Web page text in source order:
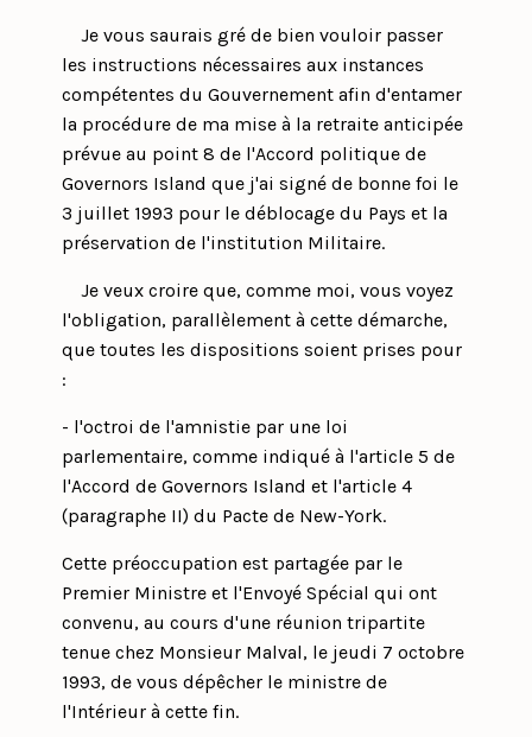
Je vous saurais gré de bien vouloir passer
les instructions nécessaires aux instances
compétentes du Gouvernement afin d'entamer
la procédure de ma mise à la retraite anticipée
prévue au point 8 de l'Accord politique de
Governors Island que j'ai signé de bonne foi le
3 juillet 1993 pour le déblocage du Pays et la
préservation de l'institution Militaire.
Je veux croire que, comme moi, vous voyez
l'obligation, parallèlement à cette démarche,
que toutes les dispositions soient prises pour
:
- l'octroi de l'amnistie par une loi
parlementaire, comme indiqué à l'article 5 de
l'Accord de Governors Island et l'article 4
(paragraphe II) du Pacte de New-York.
Cette préoccupation est partagée par le
Premier Ministre et l'Envoyé Spécial qui ont
convenu, au cours d'une réunion tripartite
tenue chez Monsieur Malval, le jeudi 7 octobre
1993, de vous dépêcher le ministre de
l'Intérieur à cette fin.